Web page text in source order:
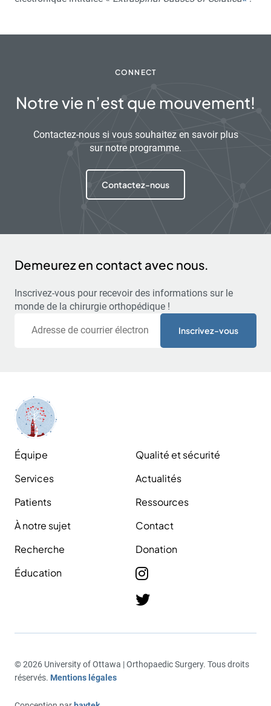
CONNECT
Notre vie n’est que mouvement!
Contactez-nous si vous souhaitez en savoir plus
sur notre programme.
Contactez-nous
Demeurez en contact avec nous.
Inscrivez-vous pour recevoir des informations sur le
monde de la chirurgie orthopédique !
Équipe
Services
Patients
À notre sujet
Recherche
Éducation
Qualité et sécurité
Actualités
Ressources
Contact
Donation
© 2026 University of Ottawa | Orthopaedic Surgery. Tous droits
réservés. Mentions légales